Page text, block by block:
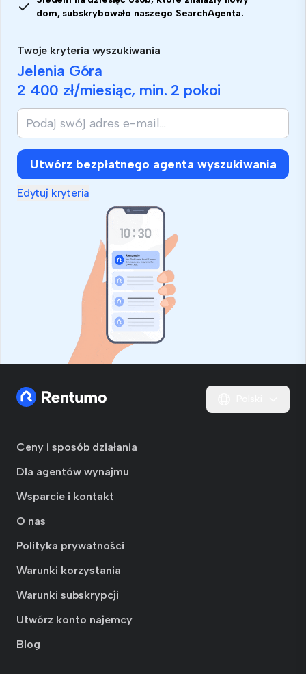
dom, subskrybowało naszego SearchAgenta.
Twoje kryteria wyszukiwania
Jelenia Góra
2 400 zł/miesiąc, min. 2 pokoi
Jeśli
jesteś
człowiekiem,
zignoruj
to
pole
Utwórz bezpłatnego agenta wyszukiwania
Edytuj kryteria
Ceny i sposób działania
Dla agentów wynajmu
Wsparcie i kontakt
O nas
Polityka prywatności
Warunki korzystania
Warunki subskrypcji
Utwórz konto najemcy
Blog